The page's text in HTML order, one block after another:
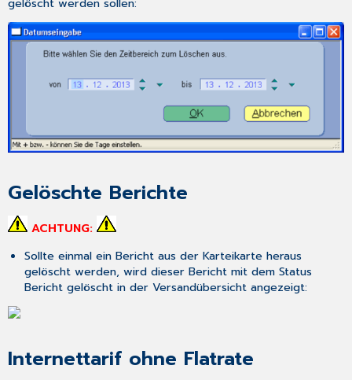
Gelöschte Berichte
ACHTUNG:
Sollte einmal ein Bericht aus der Karteikarte heraus
gelöscht werden, wird dieser Bericht mit dem Status
Bericht gelöschtin der Versandübersichtangezeigt:
Internettarif ohne Flatrate